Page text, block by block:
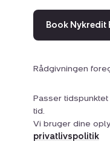
Book Nykredit
Rådgivningen
Passer
tid.
Vi bruger dine
privatlivspolitik